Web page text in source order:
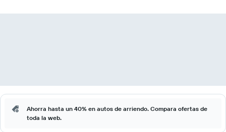
Ahorra hasta un 40% en autos de arriendo. Compara ofertas de
toda la web.